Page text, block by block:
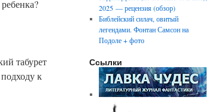
табурет
к
2025 — рецензия (обзор)
Библейский силач, овитый
легендами. Фонтан Самсон на
Подоле + фото
Ссылки